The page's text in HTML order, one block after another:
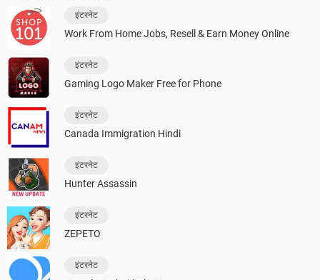
इंटरनेट
Work From Home Jobs, Resell & Earn Money Online
इंटरनेट
Gaming Logo Maker Free for Phone
इंटरनेट
Canada Immigration Hindi
इंटरनेट
Hunter Assassin
इंटरनेट
ZEPETO
इंटरनेट